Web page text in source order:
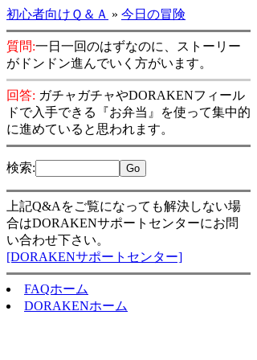
初心者向けＱ＆Ａ » 今日の冒険
質問:一日一回のはずなのに、ストーリー
がドンドン進んでいく方がいます。
回答: ガチャガチャやDORAKENフィール
ドで入手できる『お弁当』を使って集中的
に進めていると思われます。
検索:
上記Q&Aをご覧になっても解決しない場
合はDORAKENサポートセンターにお問
い合わせ下さい。
[DORAKENサポートセンター]
FAQホーム
DORAKENホーム